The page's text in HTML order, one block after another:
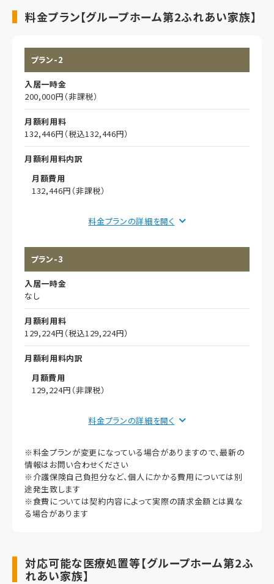
料金プラン【グループホーム第2ふれあい家族】
プラン-2
入居一時金
200,000円（非課税）
月額利用料
132,446円（税込132,446円）
月額利用料内訳
月額費用
132,446円（非課税）
想定居住期間（償却年月数）
その他事項
料金プランの詳細を
プラン-3
入居一時金
なし
月額利用料
129,224円（税込129,224円）
月額利用料内訳
月額費用
129,224円（非課税）
想定居住期間（償却年月数）
その他事項
料金プランの詳細を
※料金プランが変更になっている場合がありますので、最新の
情報はお問い合わせください
※介護保険自己負担分など、個人にかかる費用については別
途発生致します
※食費については契約内容によって実際の請求金額とは異な
る場合があります
対応可能な医療処置等【グループホーム第2ふ
れあい家族】